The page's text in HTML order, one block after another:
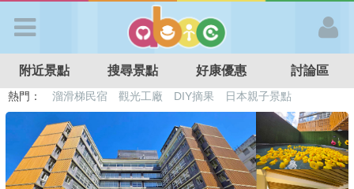
APP登入
首 頁
搜尋景點
附近景點 搜尋景點 好康優惠 討論區
熱門： 溜滑梯民宿 觀光工廠 DIY摘果
日本親子景點
特色遊戲場
親子住房優惠 台北親子餐廳 溫泉泡湯SPA